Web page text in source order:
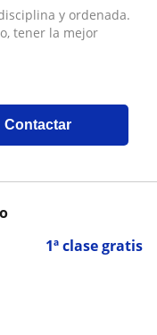
y ordenada.
tener la mejor
Contactar
1ª clase gratis